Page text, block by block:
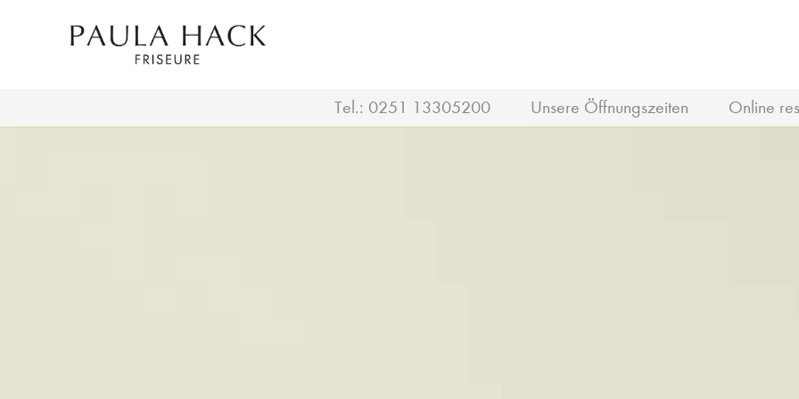
Tel.: 0251 13305200 Unsere Öffnungszeiten Online